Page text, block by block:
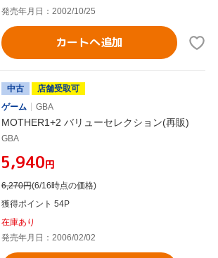
発売年月日：2002/10/25
カートへ追加
中古
店舗受取可
ゲーム
GBA
MOTHER1+2 バリューセレクション(再販)
GBA
¥5,940円
6,270円(6/16時点の価格)
獲得ポイント 54P
在庫あり
発売年月日：2006/02/02